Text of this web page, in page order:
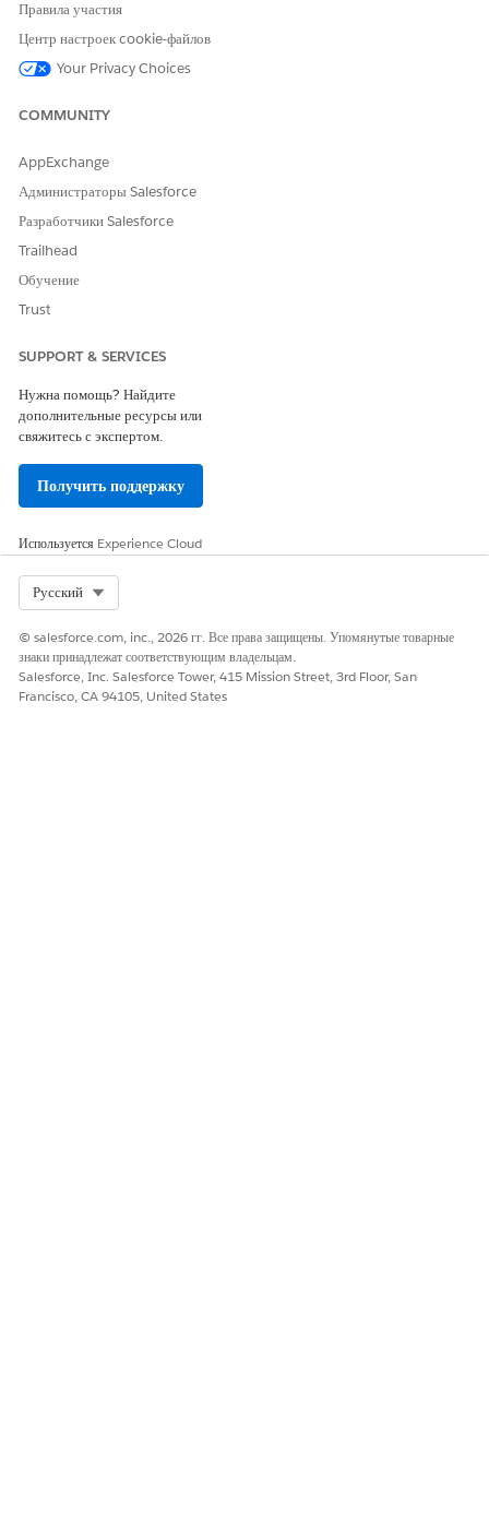
Limited Access to Optical Character Recognition (OCR)
Results: Users can access OCR document scan results only
after they share the corresponding content document record.
Functional Limitation
timeout for UI operations during extraction processes.
Оставьте свой отзыв, чтобы мы могли стать лучше!
Правила участия
Центр настроек cookie-файлов
Your Privacy Choices
COMMUNITY
AppExchange
Администраторы Salesforce
Разработчики Salesforce
Trailhead
Обучение
Trust
SUPPORT & SERVICES
Нужна помощь? Найдите
дополнительные ресурсы или
свяжитесь с экспертом.
Получить поддержку
Используется Experience Cloud
Русский
© salesforce.com, inc., 2026 гг. Все права защищены. Упомянутые товарные
знаки принадлежат соответствующим владельцам.
Salesforce, Inc. Salesforce Tower, 415 Mission Street, 3rd Floor, San
Francisco, CA 94105, United States